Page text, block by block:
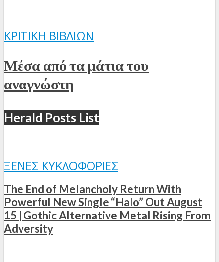
ΚΡΙΤΙΚΉ ΒΙΒΛΊΩΝ
Μέσα από τα μάτια του
αναγνώστη
Herald Posts List
ΞΈΝΕΣ ΚΥΚΛΟΦΟΡΊΕΣ
The End of Melancholy Return With
Powerful New Single “Halo” Out August
15 | Gothic Alternative Metal Rising From
Adversity